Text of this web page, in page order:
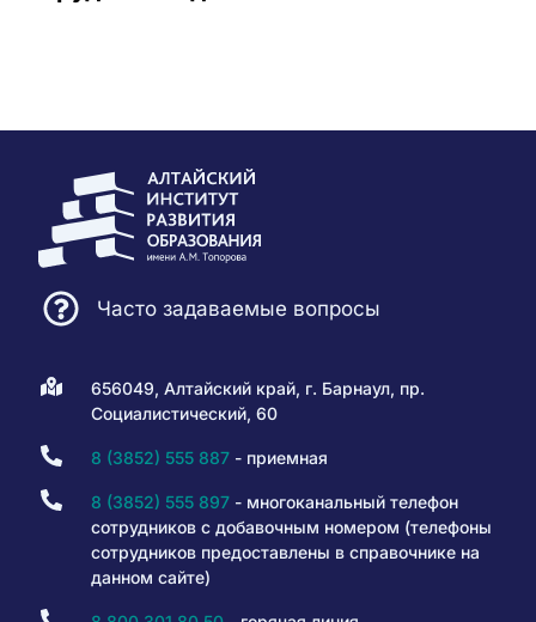
Часто задаваемые вопросы
656049, Алтайский край, г. Барнаул, пр.
Социалистический, 60
8 (3852) 555 887- приемная
8 (3852) 555 897- многоканальный телефон
сотрудников с добавочным номером (телефоны
сотрудников предоставлены в справочнике на
данном сайте)